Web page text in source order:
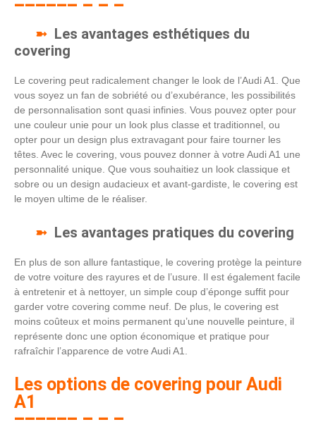
Les avantages esthétiques du
covering
Le covering peut radicalement changer le look de l’Audi A1. Que
vous soyez un fan de sobriété ou d’exubérance, les possibilités
de personnalisation sont quasi infinies. Vous pouvez opter pour
une couleur unie pour un look plus classe et traditionnel, ou
opter pour un design plus extravagant pour faire tourner les
têtes. Avec le covering, vous pouvez donner à votre Audi A1 une
personnalité unique. Que vous souhaitiez un look classique et
sobre ou un design audacieux et avant-gardiste, le covering est
le moyen ultime de le réaliser.
Les avantages pratiques du covering
En plus de son allure fantastique, le covering protège la peinture
de votre voiture des rayures et de l’usure. Il est également facile
à entretenir et à nettoyer, un simple coup d’éponge suffit pour
garder votre covering comme neuf. De plus, le covering est
moins coûteux et moins permanent qu’une nouvelle peinture, il
représente donc une option économique et pratique pour
rafraîchir l’apparence de votre Audi A1.
Les options de covering pour Audi
A1